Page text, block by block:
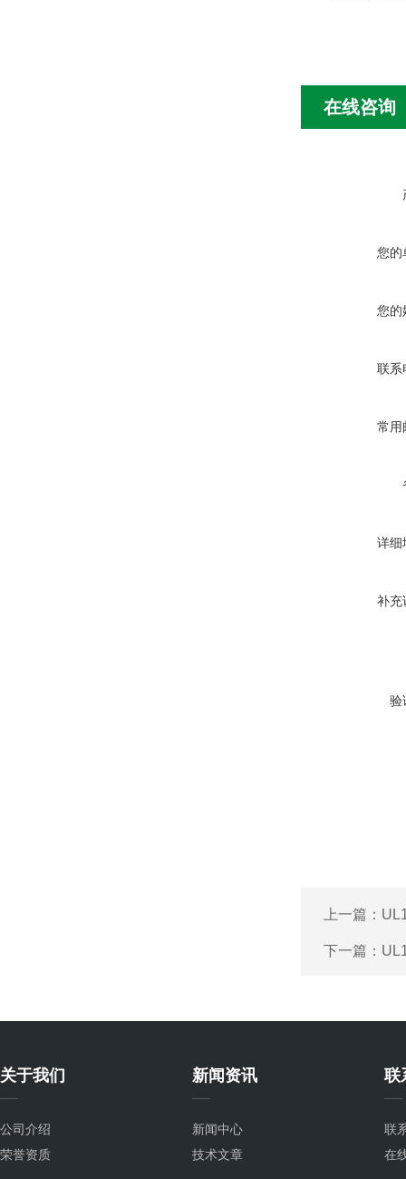
在线咨询
您的
您的
联系
常用
详细
补充
验
上一篇：
下一篇：
关于我们
公司介绍
荣誉资质
新闻资讯
新闻中心
技术文章
联
联
在